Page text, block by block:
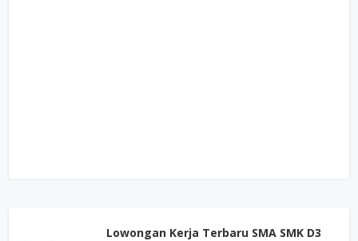
Lowongan Kerja Terbaru SMA SMK D3